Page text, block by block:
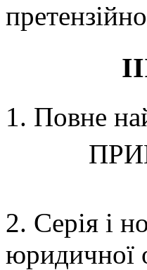
1. Повне
2. Серія і
юридичної